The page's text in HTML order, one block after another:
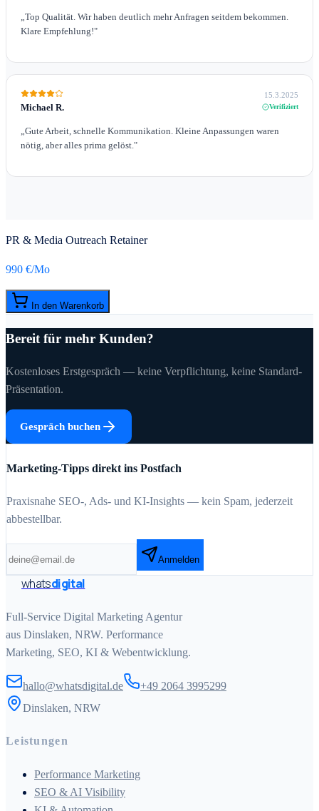
„Top Qualität. Wir haben deutlich mehr Anfragen seitdem bekommen.
Klare Empfehlung!"
Michael R.
15.3.2025
Verifiziert
„Gute Arbeit, schnelle Kommunikation. Kleine Anpassungen waren
nötig, aber alles prima gelöst."
PR & Media Outreach Retainer
990 €/Mo
In den Warenkorb
Bereit für mehr Kunden?
Kostenloses Erstgespräch — keine Verpflichtung, keine Standard-
Präsentation.
Gespräch buchen
Marketing-Tipps direkt ins Postfach
Praxisnahe SEO-, Ads- und KI-Insights — kein Spam, jederzeit
abbestellbar.
Anmelden
whatsdigital
Full-Service Digital Marketing Agentur
aus Dinslaken, NRW. Performance
Marketing, SEO, KI & Webentwicklung.
hallo@whatsdigital.de
+49 2064 3995299
Dinslaken, NRW
Leistungen
Performance Marketing
SEO & AI Visibility